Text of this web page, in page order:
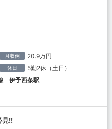
月収例 20.9万円
休日 5勤2休（土日）
伊予西条駅
見!!